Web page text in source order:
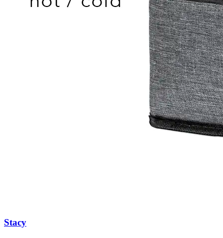
Stacy